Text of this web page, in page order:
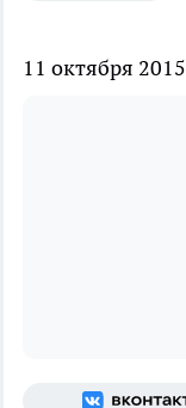
11 октября 2015